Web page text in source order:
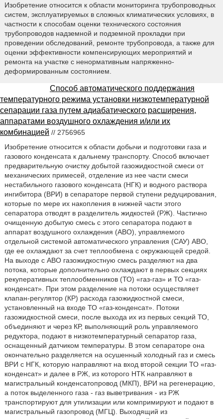
Изобретение относится к области мониторинга трубопроводных
систем, эксплуатируемых в сложных климатических условиях, в
частности к способам оценки технического состояния
трубопроводов надземной и подземной прокладки при
проведении обследований, ремонте трубопровода, а также для
оценки эффективности компенсирующих мероприятий и
ремонта на участке с ненормативным напряженно-
деформированным состоянием.
Способ автоматического поддержания
температурного режима установки низкотемпературной
сепарации газа путем адиабатического расширения,
аппаратами воздушного охлаждения и/или их
комбинацией // 2756965
Изобретение относится к области добычи и подготовки газа и
газового конденсата к дальнему транспорту. Способ включает
предварительную очистку добытой газожидкостной смеси от
механических примесей, отделение из нее части смеси
нестабильного газового конденсата (НГК) и водного раствора
ингибитора (ВРИ) в сепараторе первой ступени редуцирования,
которые по мере их накопления в нижней части этого
сепаратора отводят в разделитель жидкостей (РЖ). Частично
очищенную добытую смесь с этого сепаратора подают в
аппарат воздушного охлаждения (АВО), управляемого
отдельной системой автоматического управления (САУ) АВО,
где ее охлаждают за счет теплообмена с окружающей средой.
На выходе с АВО газожидкостную смесь разделяют на два
потока, которые дополнительно охлаждают в первых секциях
рекуперативных теплообменников (ТО) «газ-газ» и ТО «газ-
конденсат». При этом разделение на потоки осуществляет
клапан-регулятор (КР) расхода газожидкостной смеси,
установленный на входе ТО «газ-конденсат». Потоки
газожидкостной смеси, после выхода их из первых секций ТО,
объединяют и через КР, выполняющий роль управляемого
редуктора, подают в низкотемпературный сепаратор газа,
оснащенный датчиком температуры. В этом сепараторе она
окончательно разделяется на осушенный холодный газ и смесь
ВРИ с НГК, которую направляют на вход второй секции ТО «газ-
конденсат» и далее в РЖ, из которого НТК направляют в
магистральный конденсатопровод (МКП), ВРИ на регенерацию,
а поток выделенного газа - газ выветривания - из РЖ
транспортируют для утилизации или компримируют и подают в
магистральный газопровод (МГЦ). Выходящий из